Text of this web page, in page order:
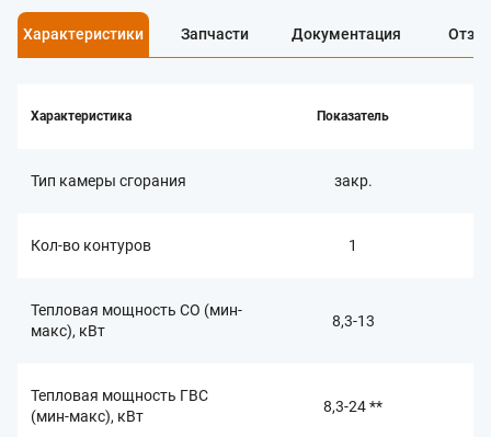
Характеристики Запчасти Документация
Характеристика Показатель
Тип камеры сгорания закр.
Кол-во контуров 1
Тепловая мощность СО (мин-
макс), кВт
8,3-13
Тепловая мощность ГВС
(мин-макс), кВт
8,3-24 **